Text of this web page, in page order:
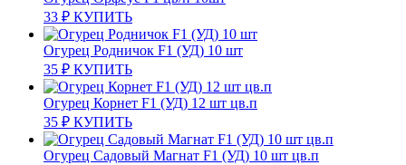
33 ₽ КУПИТЬ
Огурец Родничок F1 (УД) 10 шт
35 ₽ КУПИТЬ
Огурец Корнет F1 (УД) 12 шт цв.п
35 ₽ КУПИТЬ
Огурец Садовый Магнат F1 (УД) 10 шт цв.п